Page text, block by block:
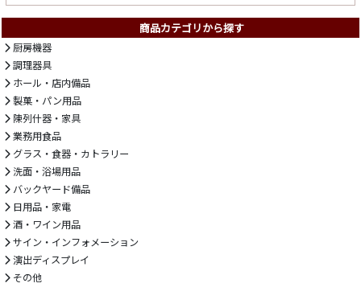
商品カテゴリから探す
厨房機器
調理器具
ホール・店内備品
製菓・パン用品
陳列什器・家具
業務用食品
グラス・食器・カトラリー
洗面・浴場用品
バックヤード備品
日用品・家電
酒・ワイン用品
サイン・インフォメーション
演出ディスプレイ
その他